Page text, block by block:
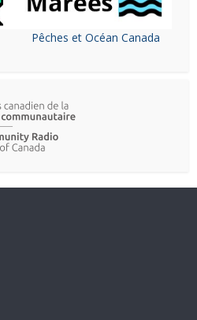
Pêches et Océan Canada